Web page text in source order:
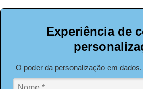
Experiência de
O poder da personalização em dados.